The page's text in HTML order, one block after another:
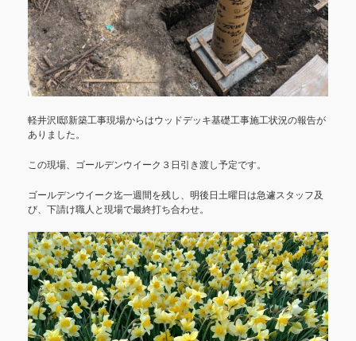
軽井沢I邸新築工事現場からはウッドデッキ基礎工事施工状況の報告が
ありました。
この現場、ゴールデンウイーク３日引き渡し予定です。
ゴールデンウイーク迄一週間を残し、明後日土曜日は急遽スタッフ及
び、下請け職人と現場で最終打ち合わせ。